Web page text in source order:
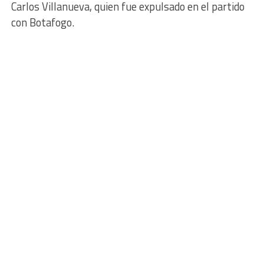
Carlos Villanueva, quien fue expulsado en el partido
con Botafogo.